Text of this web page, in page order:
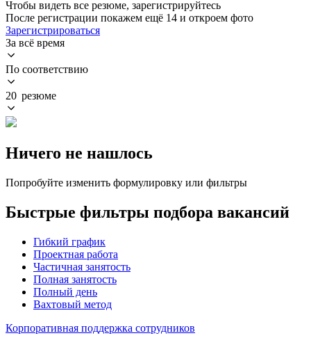
Чтобы видеть все резюме, зарегистрируйтесь
После регистрации покажем ещё 14 и откроем фото
Зарегистрироваться
За всё время
По соответствию
20 резюме
Ничего не нашлось
Попробуйте изменить формулировку или фильтры
Быстрые фильтры подбора вакансий
Гибкий график
Проектная работа
Частичная занятость
Полная занятость
Полный день
Вахтовый метод
Корпоративная поддержка сотрудников